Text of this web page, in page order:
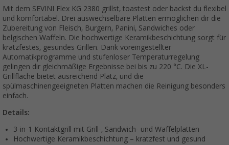
Mit dem SEVINI Flex KG 2380 grillst, toastest oder backst du flexibel
und komfortabel. Drei auswechselbare Platten ermöglichen dir die
Zubereitung von Fleisch, Burgern, Panini, Sandwiches oder
belgischen Waffeln. Die hochwertige Keramikbeschichtung sorgt für
kratzfestes, gesundes Grillen. Dank voreingestellter
Automatikprogramme und stufenloser Temperaturregelung
gelingen dir gleichmäßige Ergebnisse bei bis zu 220 °C. Die XL-
Grillfläche bietet ausreichend Platz, und die
spülmaschinengeeigneten Platten machen die Reinigung besonders
einfach.
Details:
3-in-1 Kontaktgrill mit Grill-, Sandwich- und Waffelplatten
Hochwertige Keramikbeschichtung – kratzfest und gesund